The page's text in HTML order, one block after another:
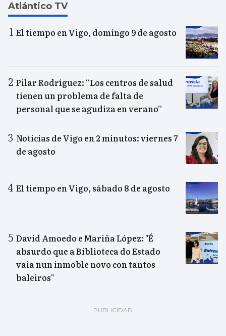
Atlántico TV
El tiempo en Vigo, domingo 9 de agosto
Pilar Rodríguez: “Los centros de salud
tienen un problema de falta de
personal que se agudiza en verano”
Noticias de Vigo en 2 minutos: viernes 7
de agosto
El tiempo en Vigo, sábado 8 de agosto
David Amoedo e Mariña López: "É
absurdo que a Biblioteca do Estado
vaia nun inmoble novo con tantos
baleiros"